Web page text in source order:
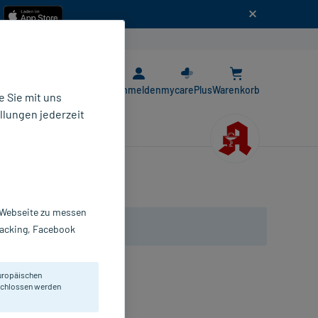
AnmeldenmycarePlusWarenkorb
Sie mit uns
jederzeit
zu messen
Facebook
werden